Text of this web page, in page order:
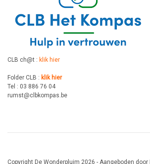
CLB ch@t : klik hier
Folder CLB : klik hier
Tel : 03 886 76 04
rumst@clbkompas.be
Copyright De Wonderpluim 2026 - Aangeboden door